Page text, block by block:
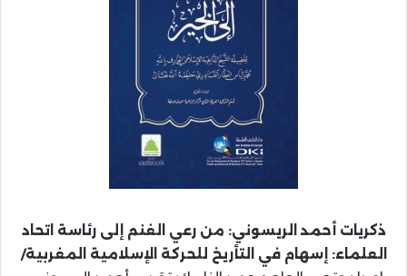
ذكریات أحمد الریسوني: من رعي الغنم إلى رئاسة اتحاد
العلماء: إسهام في التأريخ للحركة الإسلامية المغربية/